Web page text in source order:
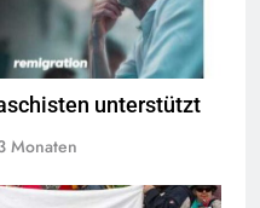
unterstützt
Monaten
© Mad Pride